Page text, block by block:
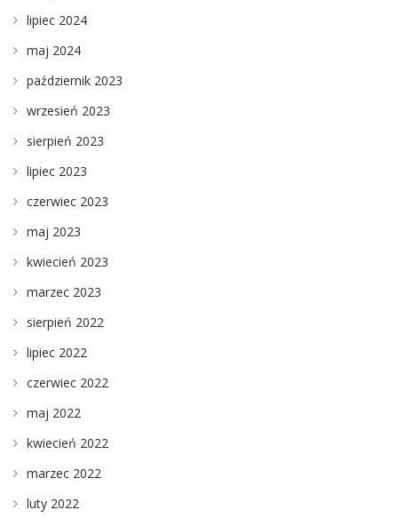
lipiec 2024
maj 2024
październik 2023
wrzesień 2023
sierpień 2023
lipiec 2023
czerwiec 2023
maj 2023
kwiecień 2023
marzec 2023
sierpień 2022
lipiec 2022
czerwiec 2022
maj 2022
kwiecień 2022
marzec 2022
luty 2022